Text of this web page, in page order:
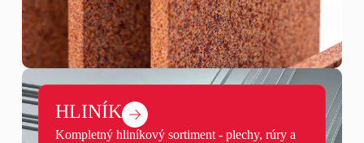
HLINÍK
Kompletný hliníkový sortiment - plechy, rúry a